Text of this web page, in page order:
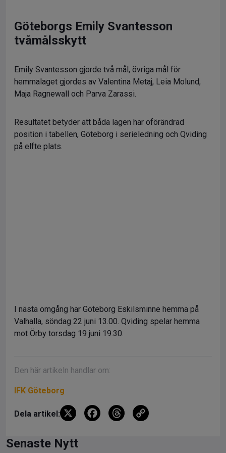
Göteborgs Emily Svantesson
tvåmålsskytt
Emily Svantesson gjorde två mål, övriga mål för
hemmalaget gjordes av Valentina Metaj, Leia Molund,
Maja Ragnewall och Parva Zarassi.
Resultatet betyder att båda lagen har oförändrad
position i tabellen, Göteborg i serieledning och Qviding
på elfte plats.
I nästa omgång har Göteborg Eskilsminne hemma på
Valhalla, söndag 22 juni 13.00. Qviding spelar hemma
mot Örby torsdag 19 juni 19.30.
Den här artikeln handlar om:
IFK Göteborg
Dela artikel: X
F
T
Senaste Nytt